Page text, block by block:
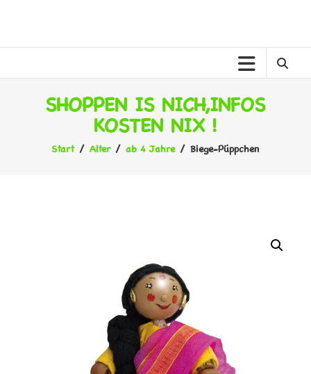
SHOPPEN IS NICH,INFOS
KOSTEN NIX !
Start/Alter/ab 4 Jahre/ Biege-Püppchen